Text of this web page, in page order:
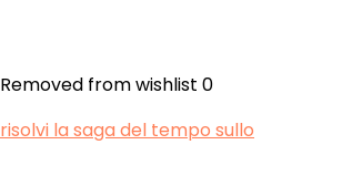
Removed from wishlist 0